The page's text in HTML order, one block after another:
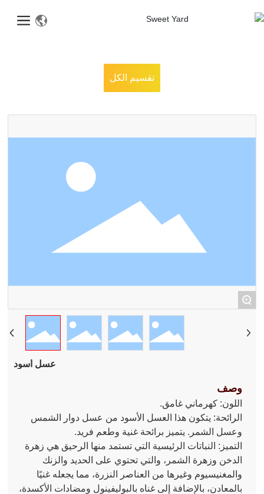
تقسيم الكل
+
عسل أسود
وصف
اللون: كهرماني غامق.
الرائحة: يتكون هذا العسل الأسود من عسل دوار الشمس
وعسل الشمر. يتميز برائحة غنية وطعم فريد.
التميز: النباتات الرئيسية التي تستمد منها الرحيق هي زهرة
الدخن وزهرة الشمر، والتي تحتوي على الحديد والزنك
والمغنيسيوم وغيرها من العناصر النزرة، مما يجعله غنيًا
بالمعادن، بالإضافة إلى غناه بالبوليفينول ومضادات الأكسدة،